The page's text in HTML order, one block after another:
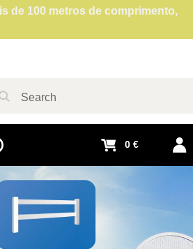
Czech
German
Polish
Italian
0 €
de 100 metros de comprimento,